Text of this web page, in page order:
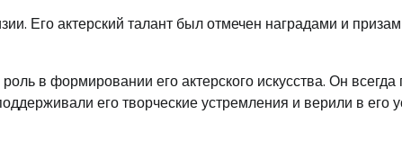
Его актерский талант был отмечен наградами и
в формировании его актерского искусства. Он всегда
его творческие устремления и верили в его